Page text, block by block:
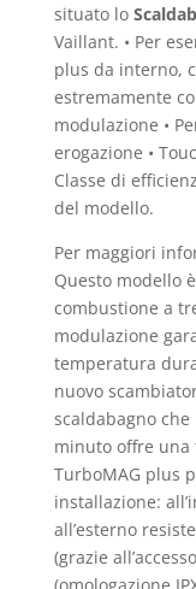
situato lo
Vaillant. • Per
plus da interno,
estremamente
modulazione •
erogazione •
Classe di
del modello.
Per maggiori
Questo modello
combustione a
modulazione
temperatura
nuovo
scaldabagno
minuto offre una
TurboMAG plus
installazione:
all’esterno
(grazie